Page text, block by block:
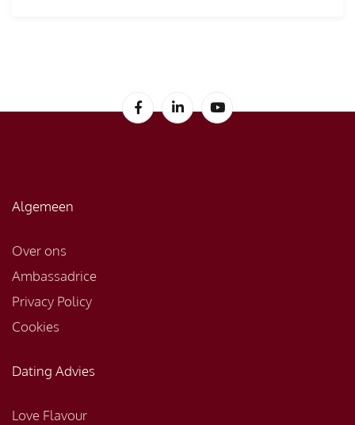
Algemeen
Over ons
Ambassadrice
Privacy Policy
Cookies
Dating Advies
Love Flavour